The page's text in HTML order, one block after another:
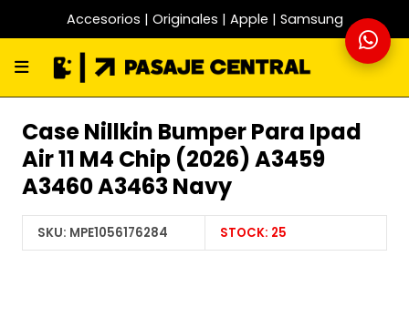
Accesorios | Originales | Apple | Samsung
Case Nillkin Bumper Para Ipad
Air 11 M4 Chip (2026) A3459
A3460 A3463 Navy
SKU: MPE1056176284 STOCK: 25